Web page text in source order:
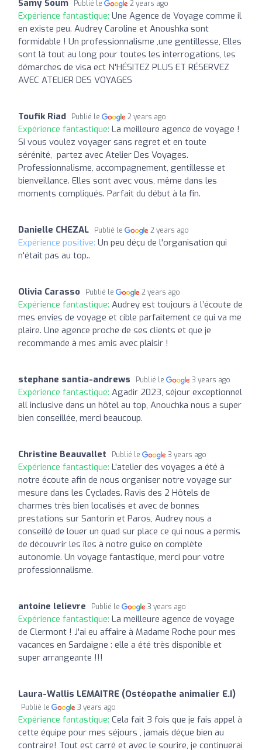
Samy Soum Publié le 2 years ago
Expérience fantastique: Une Agence de Voyage comme il
en existe peu. Audrey Caroline et Anoushka sont
formidable ! Un professionnalisme ,une gentillesse, Elles
sont là tout au long pour toutes les interrogations, les
démarches de visa ect N'HÉSITEZ PLUS ET RÉSERVEZ
AVEC ATELIER DES VOYAGES
Toufik Riad Publié le 2 years ago
Expérience fantastique: La meilleure agence de voyage !
Si vous voulez voyager sans regret et en toute
sérénité, partez avec Atelier Des Voyages.
Professionnalisme, accompagnement, gentillesse et
bienveillance. Elles sont avec vous, même dans les
moments compliqués. Parfait du début à la fin.
Danielle CHEZAL Publié le 2 years ago
Expérience positive: Un peu déçu de l'organisation qui
n'était pas au top..
Olivia Carasso Publié le 2 years ago
Expérience fantastique: Audrey est toujours à l’écoute de
mes envies de voyage et cible parfaitement ce qui va me
plaire. Une agence proche de ses clients et que je
recommande à mes amis avec plaisir !
stephane santia-andrews Publié le 3 years ago
Expérience fantastique: Agadir 2023, séjour exceptionnel
all inclusive dans un hôtel au top, Anouchka nous a super
bien conseillée, merci beaucoup.
Christine Beauvallet Publié le 3 years ago
Expérience fantastique: L’atelier des voyages a été à
notre écoute afin de nous organiser notre voyage sur
mesure dans les Cyclades. Ravis des 2 Hôtels de
charmes très bien localisés et avec de bonnes
prestations sur Santorin et Paros, Audrey nous a
conseillé de louer un quad sur place ce qui nous a permis
de découvrir les îles à notre guise en complète
autonomie. Un voyage fantastique, merci pour votre
professionnalisme.
antoine lelievre Publié le 3 years ago
Expérience fantastique: La meilleure agence de voyage
de Clermont ! J'ai eu affaire à Madame Roche pour mes
vacances en Sardaigne : elle a été très disponible et
super arrangeante !!!
Laura-Wallis LEMAITRE (Ostéopathe animalier E.I)
Publié le 3 years ago
Expérience fantastique: Cela fait 3 fois que je fais appel à
cette équipe pour mes séjours , jamais déçue bien au
contraire! Tout est carré et avec le sourire, je continuerai